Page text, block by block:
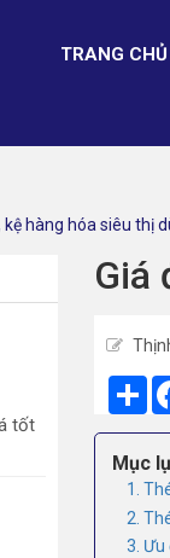
TRANG CHỦ
kệ hàng hóa siêu thị
Giá
Mục
1.
2.
3.
tốt